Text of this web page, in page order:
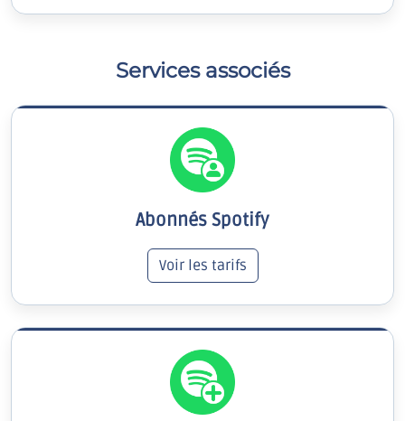
Services associés
Abonnés Spotify
Voir les tarifs